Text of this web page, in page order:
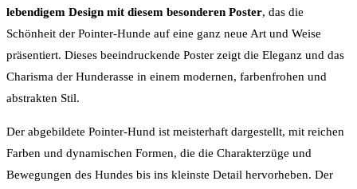
lebendigem Design mit diesem besonderen Poster, das die
Schönheit der Pointer-Hunde auf eine ganz neue Art und Weise
präsentiert. Dieses beeindruckende Poster zeigt die Eleganz und das
Charisma der Hunderasse in einem modernen, farbenfrohen und
abstrakten Stil.
Der abgebildete Pointer-Hund ist meisterhaft dargestellt, mit reichen
Farben und dynamischen Formen, die die Charakterzüge und
Bewegungen des Hundes bis ins kleinste Detail hervorheben. Der